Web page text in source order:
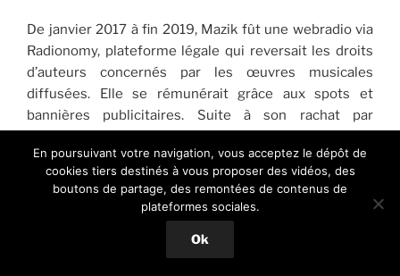
De janvier 2017 à fin 2019, Mazik fût une webradio via
Radionomy, plateforme légale qui reversait les droits
d’auteurs concernés par les œuvres musicales
diffusées. Elle se rémunérait grâce aux spots et
bannières publicitaires. Suite à son rachat par
administrative et financière, nous avons préféré
cesser l’aventure.
En tant que Partenaire Amazon, Mazik perçoit des
commissions si vous effectuez un achat via leurs liens
En poursuivant votre navigation, vous acceptez le dépôt de
cookies tiers destinés à vous proposer des vidéos, des
boutons de partage, des remontées de contenus de
plateformes sociales.
Ok